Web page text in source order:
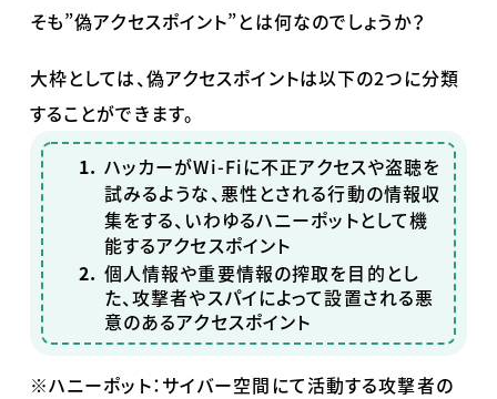
そも”偽アクセスポイント”とは何なのでしょうか？
大枠としては、偽アクセスポイントは以下の2つに分類
することができます。
ハッカーがWi-Fiに不正アクセスや盗聴を
試みるような、悪性とされる行動の情報収
集をする、いわゆるハニーポットとして機
能するアクセスポイント
個人情報や重要情報の搾取を目的とし
た、攻撃者やスパイによって設置される悪
意のあるアクセスポイント
※ハニーポット：サイバー空間にて活動する攻撃者の